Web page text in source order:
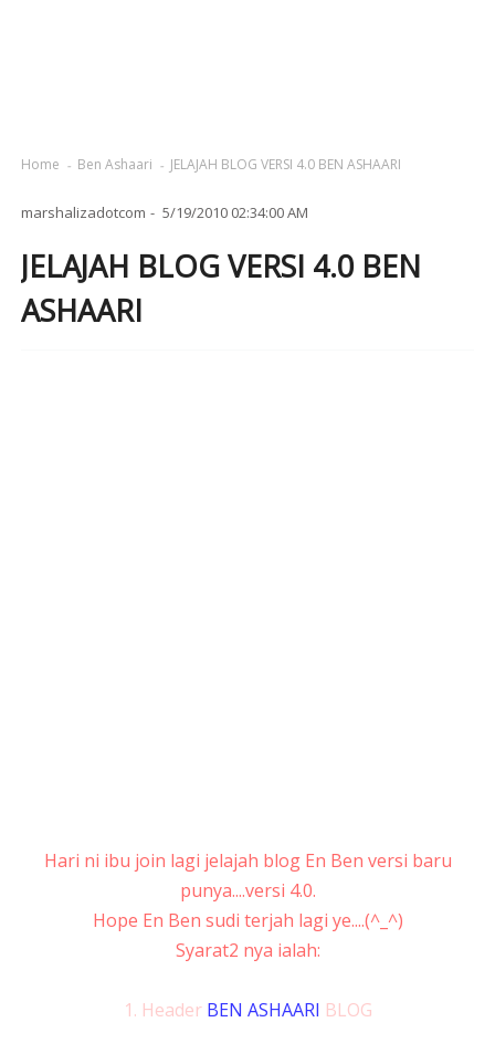
Home Ben Ashaari JELAJAH BLOG VERSI 4.0 BEN ASHAARI
marshalizadotcom 5/19/2010 02:34:00 AM
JELAJAH BLOG VERSI 4.0 BEN
ASHAARI
Hari ni ibu join lagi jelajah blog En Ben versi baru
punya....versi 4.0.
Hope En Ben sudi terjah lagi ye....(^_^)
Syarat2 nya ialah:
1. Header BEN ASHAARI BLOG